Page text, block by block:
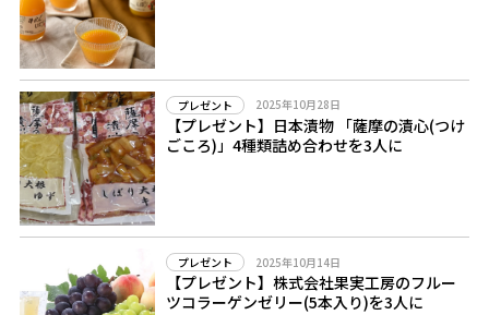
プレゼント 2025年10月28日
【プレゼント】日本漬物 「薩摩の漬心(つけ
ごころ)」4種類詰め合わせを3人に
プレゼント 2025年10月14日
【プレゼント】株式会社果実工房のフルー
ツコラーゲンゼリー(5本入り)を3人に